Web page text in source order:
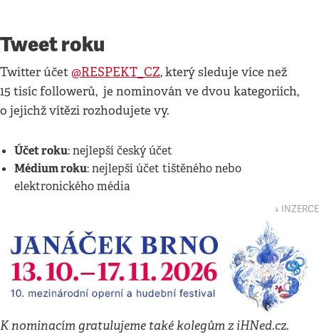
Tweet roku
Twitter účet @RESPEKT_CZ, který sleduje více než
15 tisíc followerů, je nominován ve dvou kategoriích,
o jejichž vítězi rozhodujete vy.
Účet roku: nejlepší český účet
Médium roku: nejlepší účet tištěného nebo
elektronického média
↓ INZERCE
K nominacím gratulujeme také kolegům z iHNed.cz.